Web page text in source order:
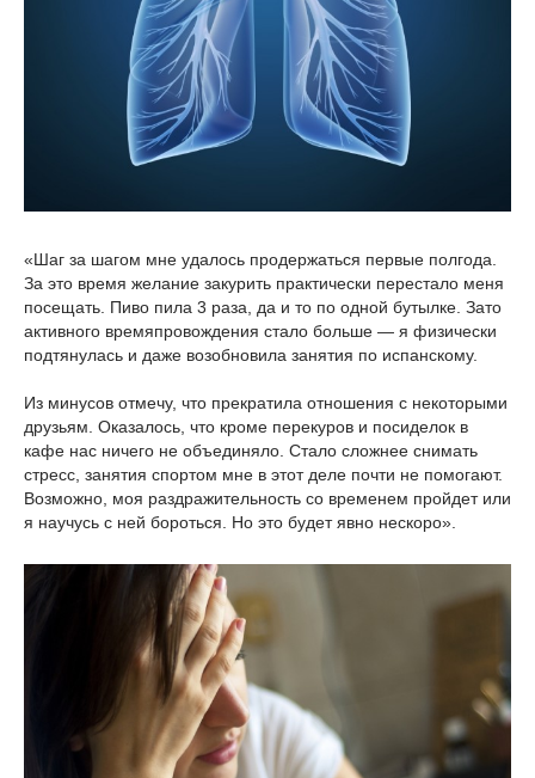
«Шаг за шагом мне удалось продержаться первые полгода.
За это время желание закурить практически перестало меня
посещать. Пиво пила 3 раза, да и то по одной бутылке. Зато
активного времяпровождения стало больше — я физически
подтянулась и даже возобновила занятия по испанскому.
Из минусов отмечу, что прекратила отношения с некоторыми
друзьям. Оказалось, что кроме перекуров и посиделок в
кафе нас ничего не объединяло. Стало сложнее снимать
стресс, занятия спортом мне в этот деле почти не помогают.
Возможно, моя раздражительность со временем пройдет или
я научусь с ней бороться. Но это будет явно нескоро».